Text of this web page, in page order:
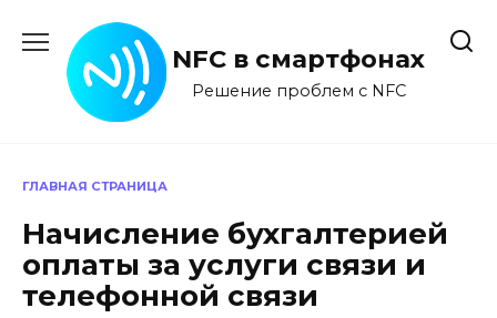
содержанию
NFC в смартфонах
Решение проблем с NFC
ГЛАВНАЯ СТРАНИЦА
Начисление бухгалтерией
оплаты за услуги связи и
телефонной связи